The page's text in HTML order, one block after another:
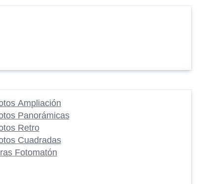
Ampliación
Panorámicas
Retro
Cuadradas
Fotomatón